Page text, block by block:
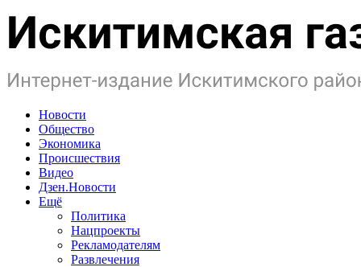
Новости
Общество
Экономика
Происшествия
Видео
Дзен.Новости
Ещё
Политика
Нацпроекты
Рекламодателям
Развлечения